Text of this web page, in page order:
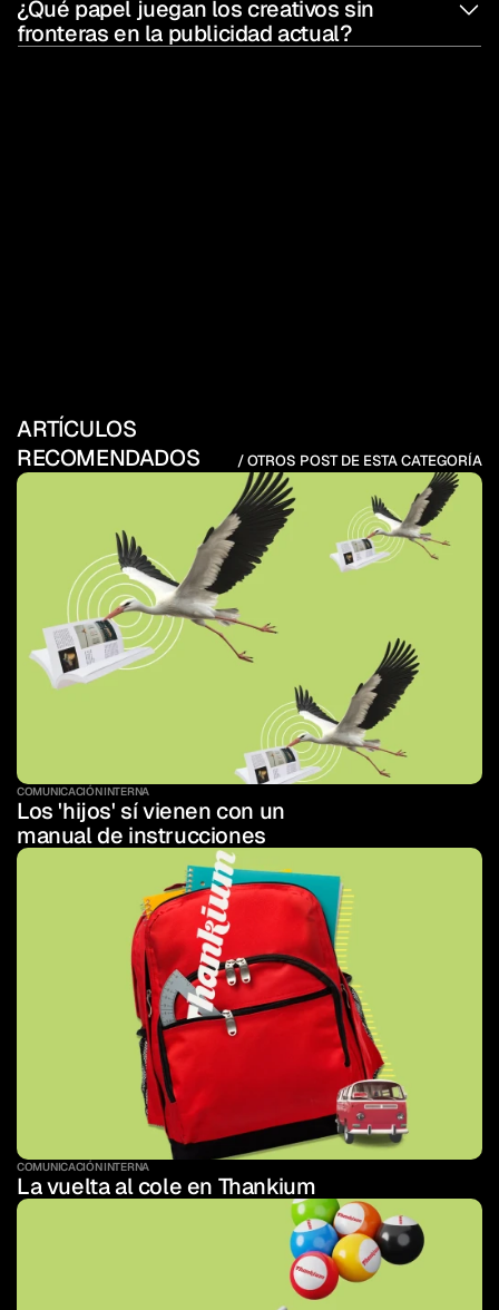
¿Qué papel juegan los creativos sin
fronteras en la publicidad actual?
ARTÍCULOS
RECOMENDADOS
/ OTROS POST DE ESTA CATEGORÍA
COMUNICACIÓN INTERNA
Los 'hijos' sí vienen con un
manual de instrucciones
COMUNICACIÓN INTERNA
La vuelta al cole en Thankium